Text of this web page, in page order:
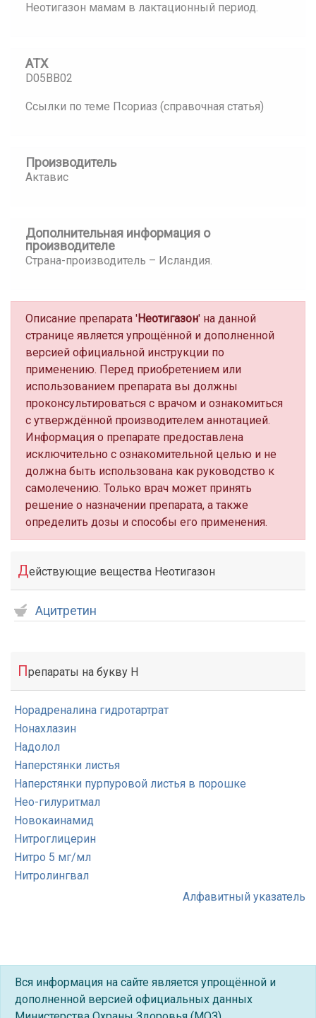
Неотигазон мамам в лактационный период.
АТХ
D05BB02
Ссылки по теме Псориаз (справочная статья)
Производитель
Актавис
Дополнительная информация о
производителе
Страна-производитель – Исландия.
Описание препарата 'Неотигазон' на данной
странице является упрощённой и дополненной
версией официальной инструкции по
применению. Перед приобретением или
использованием препарата вы должны
проконсультироваться с врачом и ознакомиться
с утверждённой производителем аннотацией.
Информация о препарате предоставлена
исключительно с ознакомительной целью и не
должна быть использована как руководство к
самолечению. Только врач может принять
решение о назначении препарата, а также
определить дозы и способы его применения.
Действующие вещества Неотигазон
Ацитретин
Препараты на букву Н
Норадреналина гидротартрат
Нонахлазин
Надолол
Наперстянки листья
Наперстянки пурпуровой листья в порошке
Нео-гилуритмал
Новокаинамид
Нитроглицерин
Нитро 5 мг/мл
Нитролингвал
Алфавитный указатель
Вся информация на сайте является упрощённой и
дополненной версией официальных данных